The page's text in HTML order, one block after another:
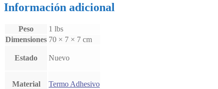
Información adicional
Peso
1 lbs
Dimensiones 70 × 7 × 7 cm
Estado Nuevo
Material Termo Adhesivo